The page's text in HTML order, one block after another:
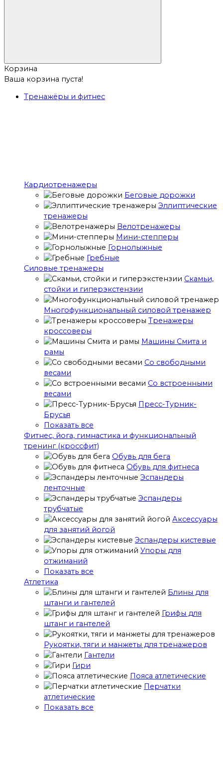
Корзина
Ваша корзина пуста!
Тренажёры и фитнес
Кардиотренажеры
Беговые дорожки
Эллиптические
тренажеры
Велотренажеры
Мини-степперы
Горнолыжные
Гребные
Cиловые тренажеры
Скамьи,
стойки и гиперэкстензии
Многофункциональный силовой тренажер
Тренажеры
кроссоверы
Машины Смита и
рамы
Со свободными
весами
Со встроенными
весами
Пресс-Турник-
Брусья
Показать все
Фитнес, йога, гимнастика и функциональный
тренинг (кроссфит)
Обувь для бега
Обувь для фитнеса
Эспандеры
ленточные
Эспандеры
трубчатые
Аксессуары
для занятий йогой
Эспандеры кистевые
Упоры для
отжиманий
Показать все
Атлетика
Блины для
штанги и гантелей
Грифы для
штанг и гантелей
Рукоятки, тяги и манжеты для тренажеров
Гантели
Гири
Пояса атлетические
Перчатки
атлетические
Показать все